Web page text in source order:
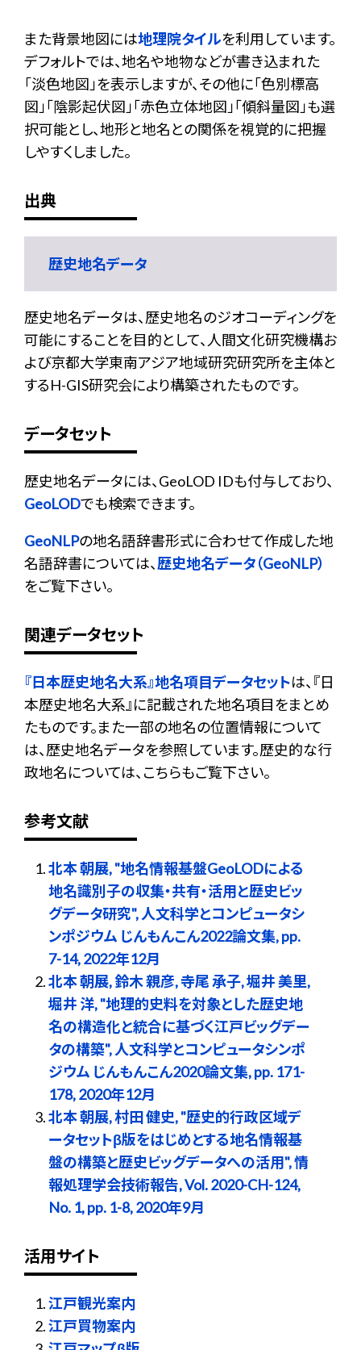
また背景地図には地理院タイルを利用しています。
デフォルトでは、地名や地物などが書き込まれた
「淡色地図」を表示しますが、その他に「色別標高
図」「陰影起伏図」「赤色立体地図」「傾斜量図」も選
択可能とし、地形と地名との関係を視覚的に把握
しやすくしました。
出典
歴史地名データ
歴史地名データは、歴史地名のジオコーディングを
可能にすることを目的として、人間文化研究機構お
よび京都大学東南アジア地域研究研究所を主体と
するH-GIS研究会により構築されたものです。
データセット
歴史地名データには、GeoLOD IDも付与しており、
GeoLODでも検索できます。
GeoNLPの地名語辞書形式に合わせて作成した地
名語辞書については、歴史地名データ（GeoNLP）
をご覧下さい。
関連データセット
『日本歴史地名大系』地名項目データセットは、『日
本歴史地名大系』に記載された地名項目をまとめ
たものです。また一部の地名の位置情報について
は、歴史地名データを参照しています。歴史的な行
政地名については、こちらもご覧下さい。
参考文献
北本 朝展, "地名情報基盤GeoLODによる
地名識別子の収集・共有・活用と歴史ビッ
グデータ研究", 人文科学とコンピュータシ
ンポジウム じんもんこん2022論文集, pp.
7-14, 2022年12月
北本 朝展, 鈴木 親彦, 寺尾 承子, 堀井 美里,
堀井 洋, "地理的史料を対象とした歴史地
名の構造化と統合に基づく江戸ビッグデー
タの構築", 人文科学とコンピュータシンポ
ジウム じんもんこん2020論文集, pp. 171-
178, 2020年12月
北本 朝展, 村田 健史, "歴史的行政区域デ
ータセットβ版をはじめとする地名情報基
盤の構築と歴史ビッグデータへの活用", 情
報処理学会技術報告, Vol. 2020-CH-124,
No. 1, pp. 1-8, 2020年9月
活用サイト
江戸観光案内
江戸買物案内